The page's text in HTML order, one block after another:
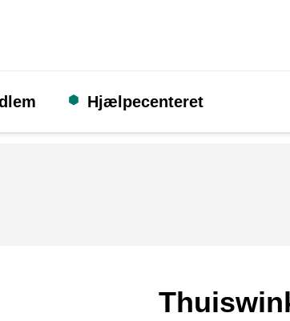
Hjælpecenteret